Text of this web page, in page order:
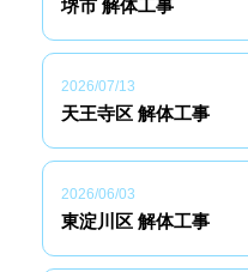
堺市 解体工事
2026/07/13
天王寺区 解体工事
2026/06/03
東淀川区 解体工事